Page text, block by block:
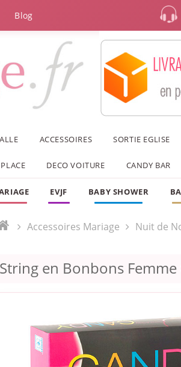
Blog
ACCESSOIRES SORTIE EGLISE
DECO VOITURE CANDY BAR
EVJF BABY SHOWER
Accessoires Mariage Nuit de
String en Bonbons